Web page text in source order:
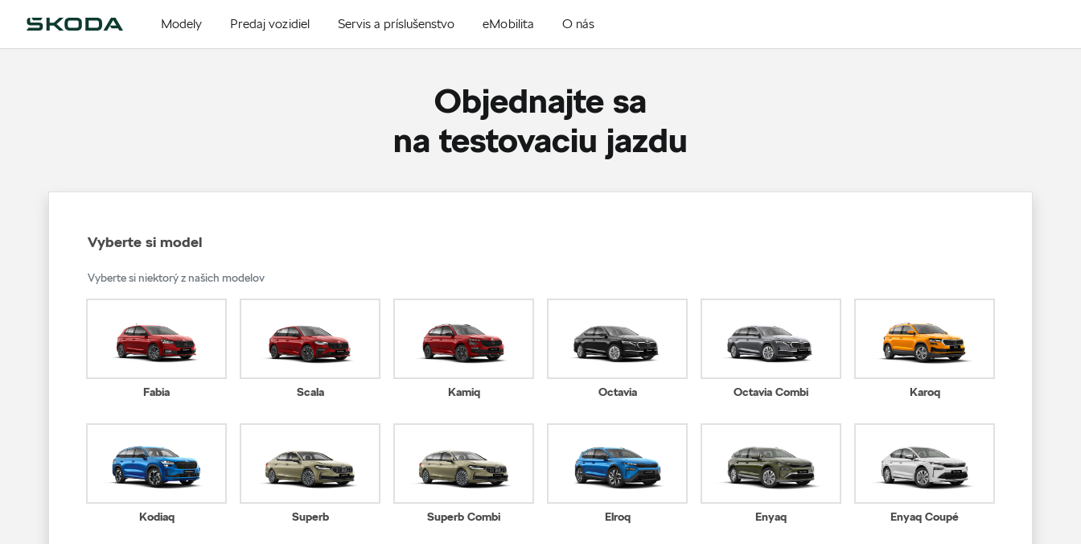
Modely Predaj vozidiel Servis a príslušenstvo eMobilita O nás
Objednajte sa
na testovaciu jazdu
Vyberte si model
Vyberte si niektorý z našich modelov
Fabia Scala Kamiq Octavia Octavia Combi Karoq
Kodiaq Superb Superb Combi Elroq Enyaq Enyaq Coupé